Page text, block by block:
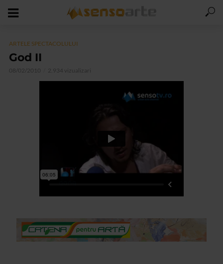
ARTELE SPECTACOLULUI
God II
08/02/2010 2.934 vizualizari